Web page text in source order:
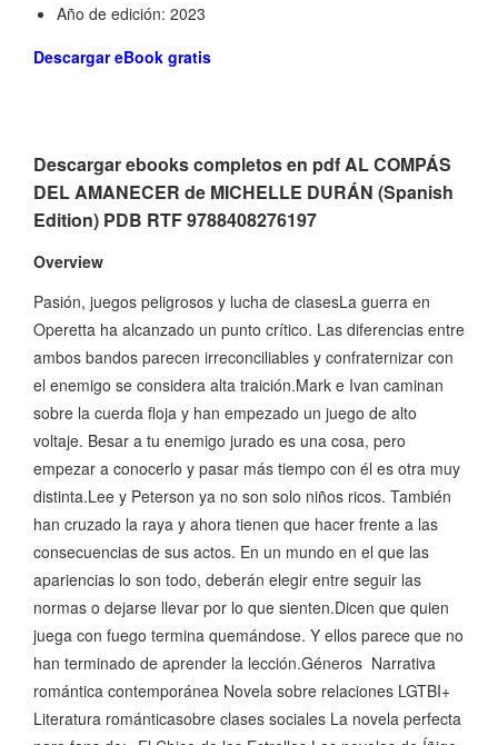
Año de edición: 2023
Descargar eBook gratis
Descargar ebooks completos en pdf AL COMPÁS
DEL AMANECER de MICHELLE DURÁN (Spanish
Edition) PDB RTF 9788408276197
Overview
Pasión, juegos peligrosos y lucha de clasesLa guerra en
Operetta ha alcanzado un punto crítico. Las diferencias entre
ambos bandos parecen irreconciliables y confraternizar con
el enemigo se considera alta traición.Mark e Ivan caminan
sobre la cuerda floja y han empezado un juego de alto
voltaje. Besar a tu enemigo jurado es una cosa, pero
empezar a conocerlo y pasar más tiempo con él es otra muy
distinta.Lee y Peterson ya no son solo niños ricos. También
han cruzado la raya y ahora tienen que hacer frente a las
consecuencias de sus actos. En un mundo en el que las
apariencias lo son todo, deberán elegir entre seguir las
normas o dejarse llevar por lo que sienten.Dicen que quien
juega con fuego termina quemándose. Y ellos parece que no
han terminado de aprender la lección.Géneros Narrativa
romántica contemporánea Novela sobre relaciones LGTBI+
Literatura románticasobre clases sociales La novela perfecta